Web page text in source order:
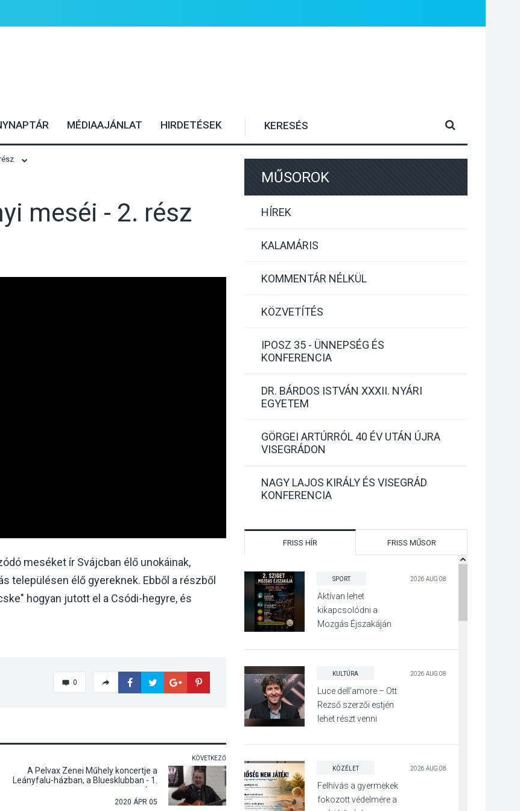
MÉDIAAJÁNLAT HIRDETÉSEK
meséi - 2. rész
meséket ír Svájcban élő unokáinak,
településen élő gyereknek. Ebből a részből
hogyan jutott el a Csódi-hegyre, és
0
KÖVETKEZŐ
A Pelvax Zenei Műhely koncertje a
Leányfalu-házban, a Bluesklubban - 1.
rész
2020 ÁPR 05
MŰSOROK
HÍREK
KALAMÁRIS
KOMMENTÁR NÉLKÜL
KÖZVETÍTÉS
IPOSZ 35 - ÜNNEPSÉG ÉS
KONFERENCIA
DR. BÁRDOS ISTVÁN XXXII. NYÁRI
EGYETEM
GÖRGEI ARTÚRRÓL 40 ÉV UTÁN ÚJRA
VISEGRÁDON
NAGY LAJOS KIRÁLY ÉS VISEGRÁD
KONFERENCIA
FRISS HÍR FRISS MŰSOR
SPORT 2026 AUG 08
Aktívan lehet
kikapcsolódni a
Mozgás Éjszakáján
Surányban
KULTÚRA 2026 AUG 08
Luce dell’amore – Ott
Rezső szerzői estjén
lehet részt venni
KÖZÉLET 2026 AUG 08
Felhívás a gyermekek
fokozott védelmére a